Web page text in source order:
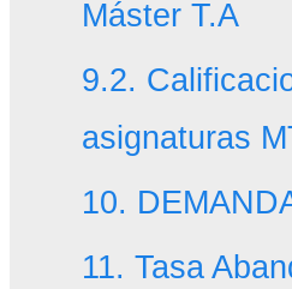
Máster T.A
9.2.
asignaturas
10.
11. Tasa